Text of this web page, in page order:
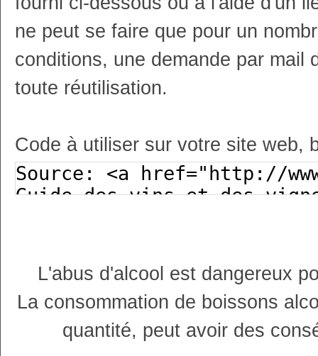
ne peut se faire que pour un
conditions, une demande par mail
toute réutilisation.
Code à utiliser sur votre site web,
L'abus d'alcool est dangereux
La consommation de boissons
quantité, peut avoir des